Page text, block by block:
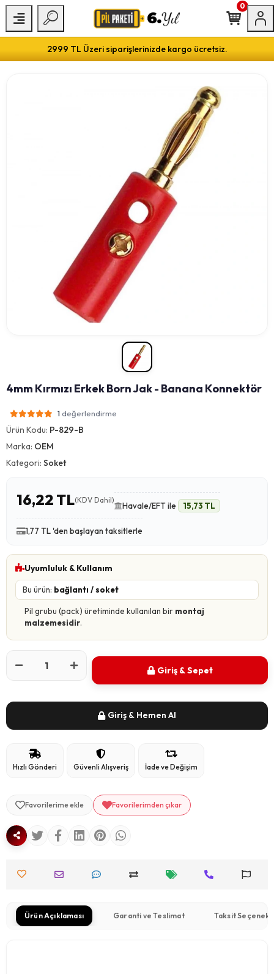
2999 TL Üzeri siparişlerinizde kargo ücretsiz.
0
4mm Kırmızı Erkek Born Jak - Banana Konnektör
1 değerlendirme
Ürün Kodu: P-829-B
Marka: OEM
Kategori: Soket
16,22 TL(KDV Dahil)
Havale/EFT ile 15,73 TL
1,77 TL 'den başlayan taksitlerle
Uyumluluk & Kullanım
Bu ürün: bağlantı / soket
Pil grubu (pack) üretiminde kullanılan bir montaj
malzemesidir.
Giriş & Sepet
Giriş & Hemen Al
Hızlı Gönderi Güvenli Alışveriş İade ve Değişim
Favorilerime ekle Favorilerimden çıkar
Ürün Açıklaması Garanti ve Teslimat Taksit